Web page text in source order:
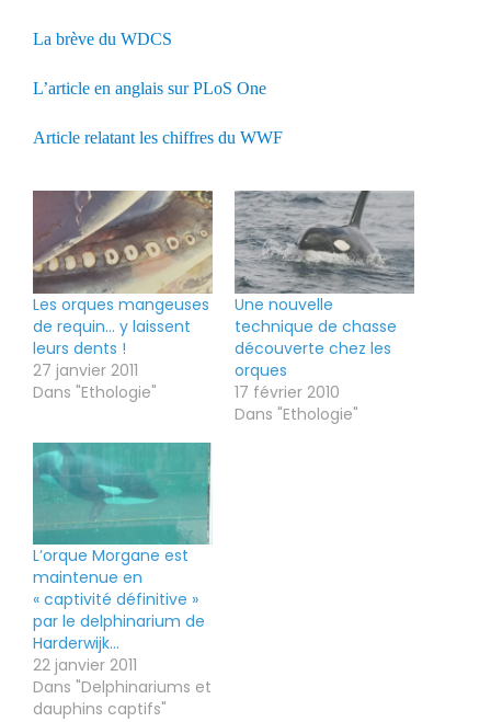
La brève du WDCS
L’article en anglais sur PLoS One
Article relatant les chiffres du WWF
Les orques mangeuses
de requin… y laissent
leurs dents !
27 janvier 2011
Dans "Ethologie"
Une nouvelle
technique de chasse
découverte chez les
orques
17 février 2010
Dans "Ethologie"
L’orque Morgane est
maintenue en
« captivité définitive »
par le delphinarium de
Harderwijk…
22 janvier 2011
Dans "Delphinariums et
dauphins captifs"